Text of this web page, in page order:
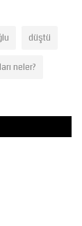
düştü
neler?